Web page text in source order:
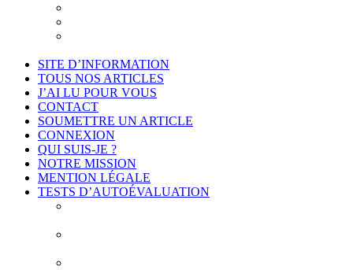
SITE D’INFORMATION
TOUS NOS ARTICLES
J’AI LU POUR VOUS
CONTACT
SOUMETTRE UN ARTICLE
CONNEXION
QUI SUIS-JE ?
NOTRE MISSION
MENTION LÉGALE
TESTS D’AUTOÉVALUATION